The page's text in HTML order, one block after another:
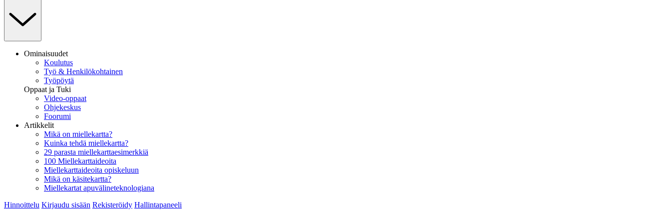
Ominaisuudet
Koulutus
Työ & Henkilökohtainen
Työpöytä
Oppaat ja Tuki
Video-oppaat
Ohjekeskus
Foorumi
Artikkelit
Mikä on miellekartta?
Kuinka tehdä miellekartta?
29 parasta miellekarttaesimerkkiä
100 Miellekarttaideoita
Miellekarttaideoita opiskeluun
Mikä on käsitekartta?
Miellekartat apuvälineteknologiana
Hinnoittelu Kirjaudu sisään Rekisteröidy Hallintapaneeli